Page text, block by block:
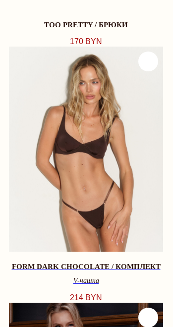
TOO PRETTY / БРЮКИ
170 BYN
FORM DARK CHOCOLATE / КОМПЛЕКТ
V-чашкa
214 BYN